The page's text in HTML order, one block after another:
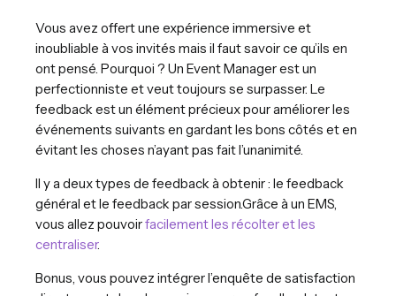
Vous avez offert une expérience immersive et
inoubliable à vos invités mais il faut savoir ce qu’ils en
ont pensé. Pourquoi ? Un Event Manager est un
perfectionniste et veut toujours se surpasser. Le
feedback est un élément précieux pour améliorer les
événements suivants en gardant les bons côtés et en
évitant les choses n’ayant pas fait l’unanimité.
Il y a deux types de feedback à obtenir : le feedback
général et le feedback par session.Grâce à un EMS,
vous allez pouvoirfacilement les récolter et les
centraliser.
Bonus, vous pouvez intégrer l’enquête de satisfaction